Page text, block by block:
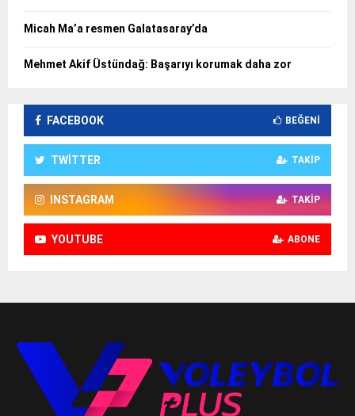
Micah Ma’a resmen Galatasaray’da
Mehmet Akif Üstündağ: Başarıyı korumak daha zor
FACEBOOK BEĞENI
TWITTER TAKIP
INSTAGRAM TAKIP
YOUTUBE ABONE